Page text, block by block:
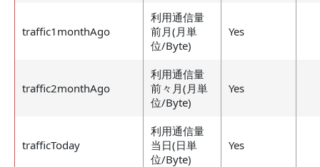
traffic1monthAgo
利用通信量
前月(月単
位/Byte)
Yes
traffic2monthAgo
利用通信量
前々月(月単
位/Byte)
Yes
trafficToday
利用通信量
当日(日単
位/Byte)
Yes